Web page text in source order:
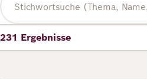
Fellowship
231 Ergebnisse